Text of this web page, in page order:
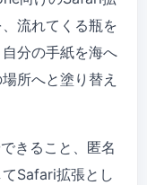
流れてくる瓶を
分の手紙を海へ
所へと塗り替え
きること、匿名
Safari拡張とし